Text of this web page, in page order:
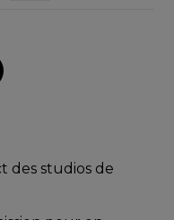
des studios de